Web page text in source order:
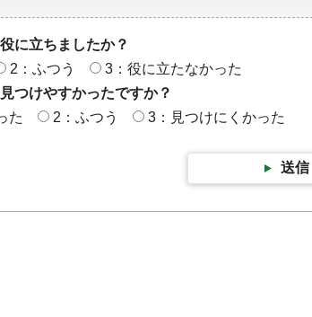
に立ちましたか？
2：ふつう
3：役に立たなかった
つけやすかったですか？
た
2：ふつう 3：見つけにくかった
送信